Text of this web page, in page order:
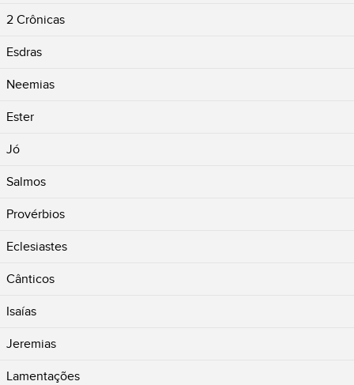
2 Crônicas
Esdras
Neemias
Ester
Jó
Salmos
Provérbios
Eclesiastes
Cânticos
Isaías
Jeremias
Lamentações